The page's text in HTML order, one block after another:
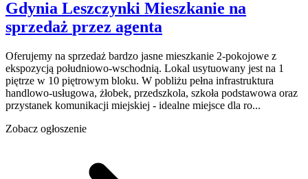
Gdynia Leszczynki Mieszkanie na
sprzedaż przez agenta
Oferujemy na sprzedaż bardzo jasne mieszkanie 2-pokojowe z
ekspozycją południowo-wschodnią. Lokal usytuowany jest na 1
piętrze w 10 piętrowym bloku. W pobliżu pełna infrastruktura
handlowo-usługowa, żłobek, przedszkola, szkoła podstawowa oraz
przystanek komunikacji miejskiej - idealne miejsce dla ro...
Zobacz ogłoszenie